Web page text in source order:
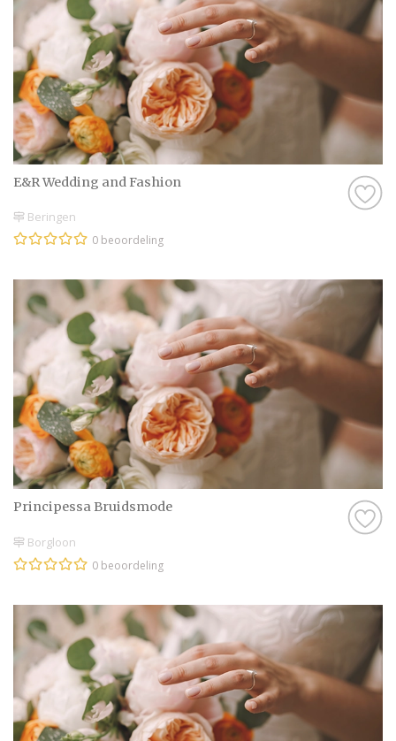
E&R Wedding and Fashion
Beringen
0 beoordeling
Principessa Bruidsmode
Borgloon
0 beoordeling